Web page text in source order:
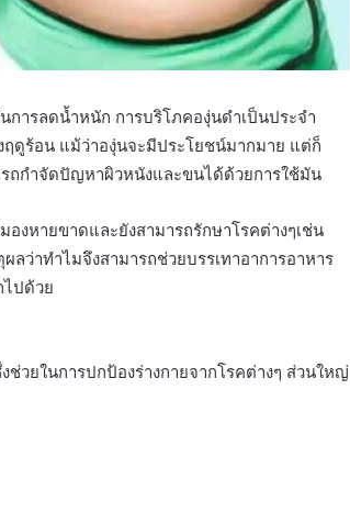
การลดน้ำหนัก การบริโภคองุ่นดำเป็นประจำ
ฤดูร้อน แม้ว่าองุ่นจะมีประโยชน์มากมาย แต่ก็
ถกำจัดปัญหาผิวหนังและขนได้ด้วยการใช้มัน
งหายขาดและยังสามารถรักษาโรคต่างๆเช่น
ว่าทำไมจึงสามารถช่วยบรรเทาอาการอาหาร
ปด้วย
วยในการปกป้องร่างกายจากโรคต่างๆ ส่วนใหญ่